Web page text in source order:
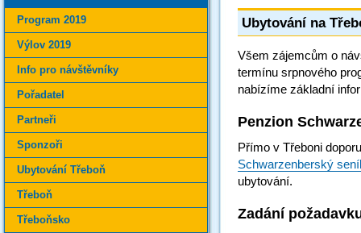
Ubytování na
Všem zájemcům o
termínu srpnového
nabízíme základní
Penzion
Přímo v Třeboni
Schwarzenberský
ubytování.
Zadání
Program 2019
Výlov 2019
Info pro návštěvníky
Pořadatel
Partneři
Sponzoři
Ubytování Třeboň
Třeboň
Třeboňsko